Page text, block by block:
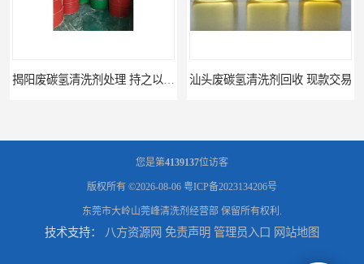
汕头废碳氢清洗剂回收 现款交易 广东回收废碳氢清洗剂 诚信为先
您是第4139137位访客
版权所有 ©2026-08-06 粤ICP备2023134206号
东莞市大岭山莞峰清洗剂经营部 保留所有权利.
技术支持： 八方资源网 免责声明 管理员入口 网站地图